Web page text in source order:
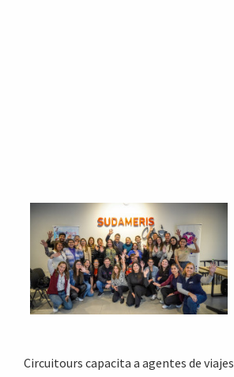
Circuitours capacita a agentes de viajes